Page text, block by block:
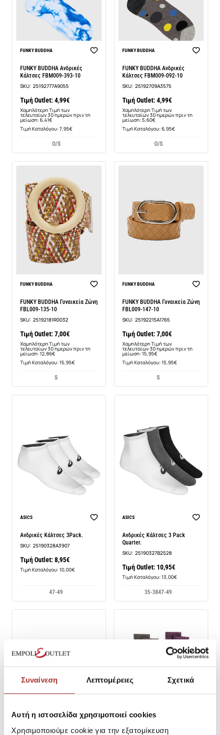
Συναίνεση Λεπτομέρειες Σχετικά
Αυτή η ιστοσελίδα χρησιμοποιεί cookies
Χρησιμοποιούμε cookie για την εξατομίκευση
-22%
FUNKY BUDDHA
FUNKY BUDDHA Ανδρικές
Κάλτσες FBM009-393-10
SKU: 25192777A9055
Τιμή Outlet: 4,99€
Χαμηλότερη Τιμή των
τελευταίων 30 ημερών πριν τη
μείωση: 6,41€
Τιμή Καταλόγου: 7,95€
O/S
-11%
FUNKY BUDDHA
FUNKY BUDDHA Ανδρικές
Κάλτσες FBM009-092-10
SKU: 25192709A3575
Τιμή Outlet: 4,99€
Χαμηλότερη Τιμή των
τελευταίων 30 ημερών πριν τη
μείωση: 5,60€
Τιμή Καταλόγου: 6,95€
O/S
-46%
FUNKY BUDDHA
FUNKY BUDDHA Γυναικεία Ζώνη
FBL009-135-10
SKU: 25192181R0032
Τιμή Outlet: 7,00€
Χαμηλότερη Τιμή των
τελευταίων 30 ημερών πριν τη
μείωση: 12,86€
Τιμή Καταλόγου: 15,95€
S
-56%
FUNKY BUDDHA
FUNKY BUDDHA Γυναικεία Ζώνη
FBL009-147-10
SKU: 25192215A1765
Τιμή Outlet: 7,00€
Χαμηλότερη Τιμή των
τελευταίων 30 ημερών πριν τη
μείωση: 15,95€
Τιμή Καταλόγου: 15,95€
S
ASICS
Ανδρικές Κάλτσες 3Pack.
SKU: 25190328A3907
Τιμή Outlet: 8,95€
Τιμή Καταλόγου: 10,00€
47-49
ASICS
Ανδρικές Κάλτσες 3 Pack
Quarter.
SKU: 25190327B2528
Τιμή Outlet: 10,95€
Τιμή Καταλόγου: 13,00€
35-3847-49
GSA EMERSON